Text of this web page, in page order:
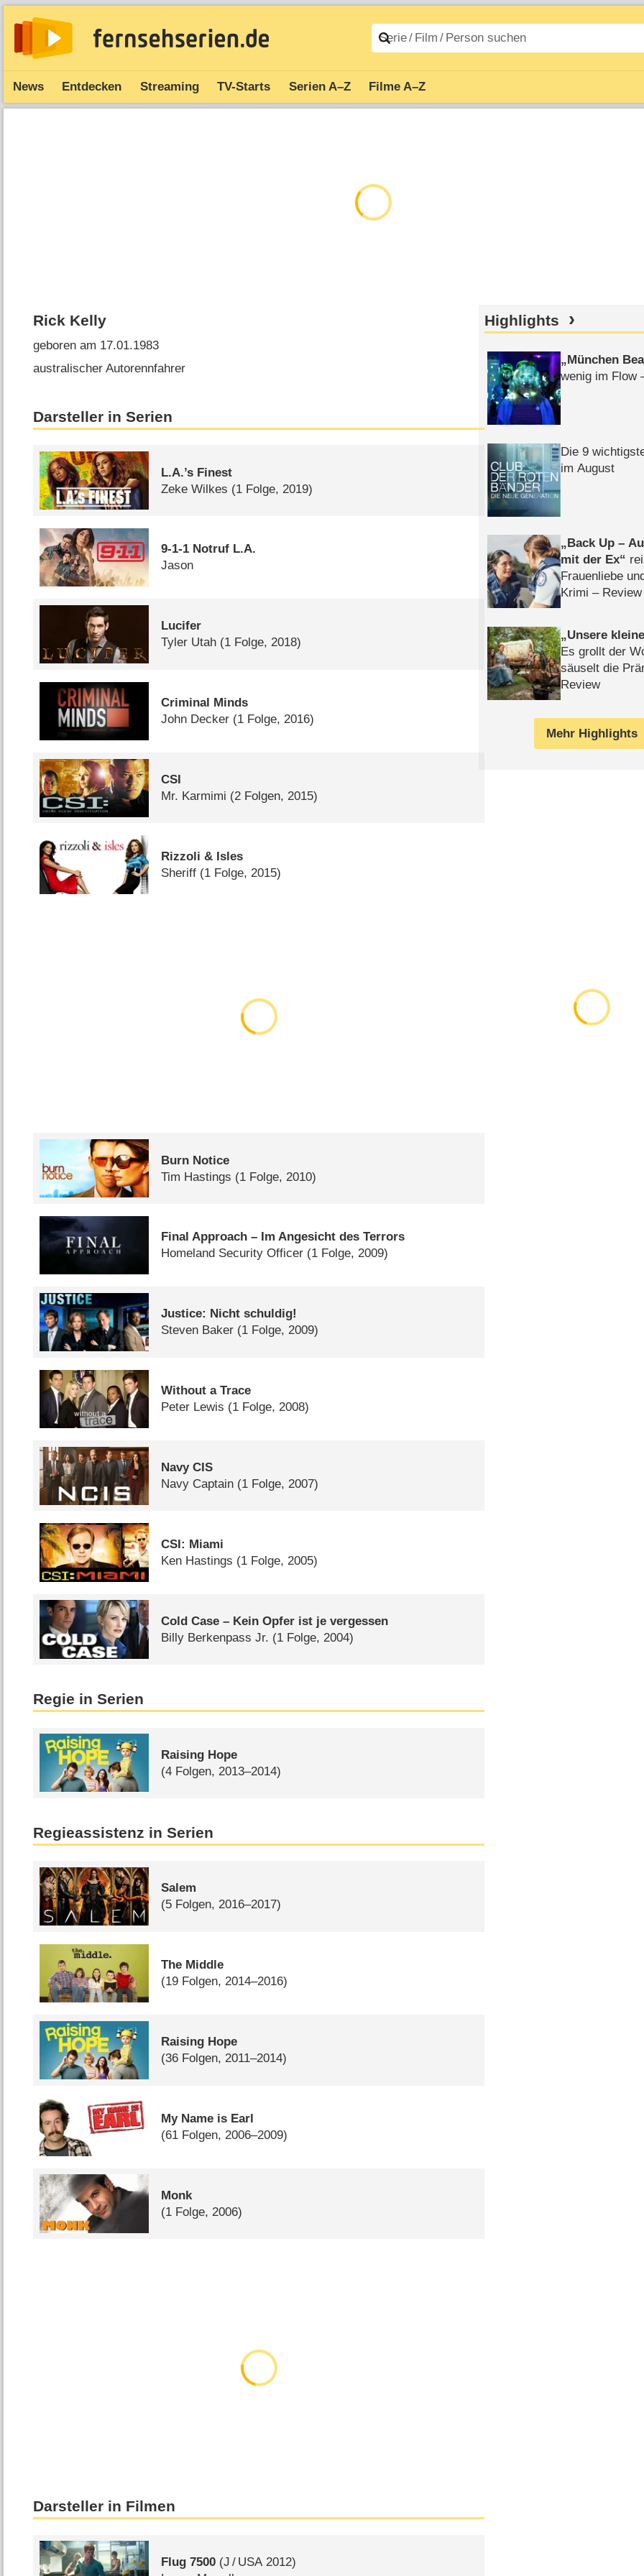
News Entdecken Streaming TV-Starts Serien A–Z Filme A–Z
Rick Kelly
geboren am 17.01.1983
australischer Autorennfahrer
Darsteller in Serien
L.A.’s Finest
Zeke Wilkes (1 Folge, 2019)
9-1-1 Notruf L.A.
Jason
Lucifer
Tyler Utah (1 Folge, 2018)
Criminal Minds
John Decker (1 Folge, 2016)
CSI
Mr. Karmimi (2 Folgen, 2015)
Rizzoli & Isles
Sheriff (1 Folge, 2015)
Burn Notice
Tim Hastings (1 Folge, 2010)
Final Approach – Im Angesicht des Terrors
Homeland Security Officer (1 Folge, 2009)
Justice: Nicht schuldig!
Steven Baker (1 Folge, 2009)
Without a Trace
Peter Lewis (1 Folge, 2008)
Navy CIS
Navy Captain (1 Folge, 2007)
CSI: Miami
Ken Hastings (1 Folge, 2005)
Cold Case – Kein Opfer ist je vergessen
Billy Berkenpass Jr. (1 Folge, 2004)
Regie in Serien
Raising Hope
(4 Folgen, 2013–2014)
Regieassistenz in Serien
Salem
(5 Folgen, 2016–2017)
The Middle
(19 Folgen, 2014–2016)
Raising Hope
(36 Folgen, 2011–2014)
My Name is Earl
(61 Folgen, 2006–2009)
Monk
(1 Folge, 2006)
Darsteller in Filmen
Flug 7500 (J / USA 2012)
Highlights
München
wenig im Flow
Die 9
im August
Back Up –
mit der Ex
Frauenliebe
Krimi – Review
Unsere
Es grollt der
säuselt die
Review
Mehr Highlights